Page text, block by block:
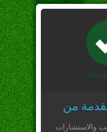
من
والاستشارات